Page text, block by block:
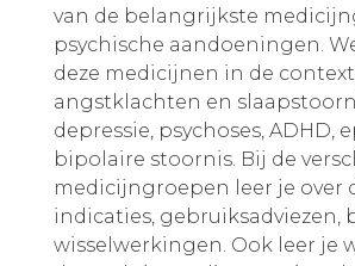
van de belangrijkste
psychische aandoeningen.
deze medicijnen in de
angstklachten en
depressie, psychoses, ADHD,
bipolaire stoornis. Bij de
medicijngroepen leer je over
indicaties, gebruiksadviezen,
wisselwerkingen. Ook leer je